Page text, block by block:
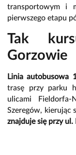
transportowym i
pierwszego etapu
Tak
Gorzowie
Linia autobusowa
trasę przy parku
ulicami Fieldorfa-
Szeregów, kierując
znajduje się przy